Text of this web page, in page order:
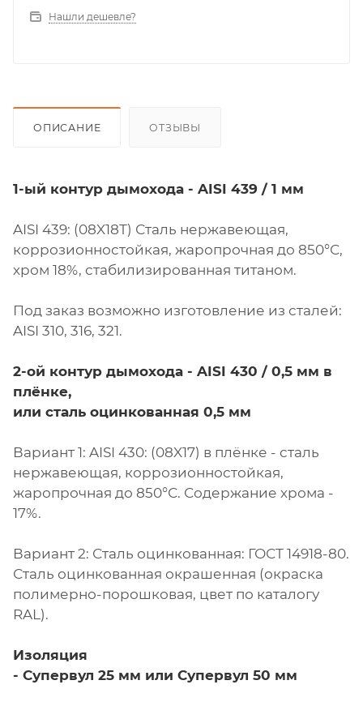
Нашли дешевле?
ОПИСАНИЕ ОТЗЫВЫ
1-ый контур дымохода - AISI 439 / 1 мм
AISI 439: (08X18Т) Сталь нержавеющая,
коррозионностойкая, жаропрочная до 850°С,
хром 18%, стабилизированная титаном.
Под заказ возможно изготовление из сталей:
AISI 310, 316, 321.
2-ой контур дымохода - AISI 430 / 0,5 мм в
плёнке,
или сталь оцинкованная 0,5 мм
Вариант 1: AISI 430: (08X17) в плёнке - сталь
нержавеющая, коррозионностойкая,
жаропрочная до 850°С. Содержание хрома -
17%.
Вариант 2: Сталь оцинкованная: ГОСТ 14918-80.
Сталь оцинкованная окрашенная (окраска
полимерно-порошковая, цвет по каталогу
RAL).
Изоляция
- Супервул 25 мм или Супервул 50 мм